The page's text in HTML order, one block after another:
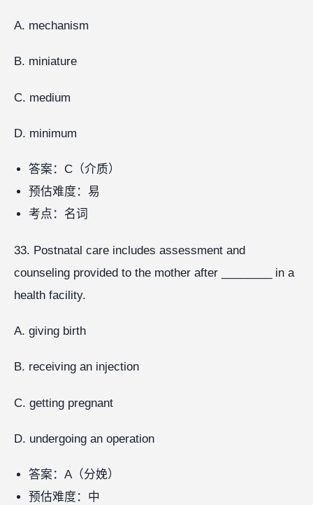
A. mechanism
B. miniature
C. medium
D. minimum
答案：C（介质）
预估难度：易
考点：名词
33. Postnatal care includes assessment and
counseling provided to the mother after ________ in a
health facility.
A. giving birth
B. receiving an injection
C. getting pregnant
D. undergoing an operation
答案：A（分娩）
预估难度：中